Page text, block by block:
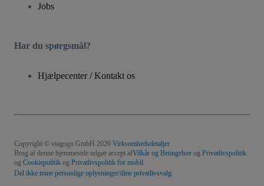
Jobs
Har du spørgsmål?
Hjælpecenter / Kontakt os
Copyright © viagogo GmbH 2026 Virksomhedsdetaljer
Brug af denne hjemmeside udgør accept afVilkår og Betingelser og Privatlivspolitik
og Cookiepolitik og Privatlivspolitik for mobil
Del ikke mine personlige oplysninger/dine privatlivsvalg.